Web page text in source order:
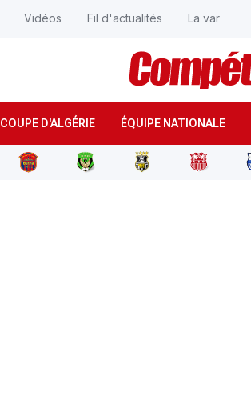
COUPE D'ALGÉRIE ÉQUIPE NATIONALE
Vidéos Fil d'actualités La var